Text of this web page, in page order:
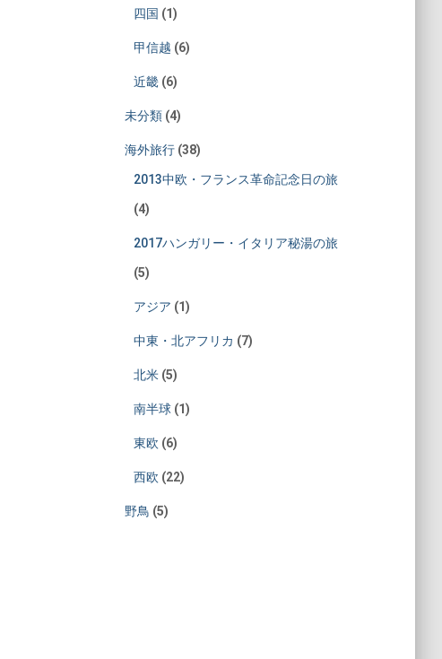
四国 (1)
甲信越 (6)
近畿(6)
未分類(4)
海外旅行(38)
2013中欧・フランス革命記念日の旅
(4)
2017ハンガリー・イタリア秘湯の旅
(5)
アジア (1)
中東・北アフリカ (7)
北米(5)
南半球(1)
東欧 (6)
西欧 (22)
野鳥 (5)